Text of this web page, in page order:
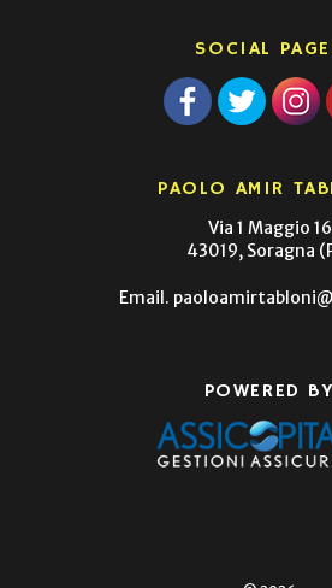
SOCIAL
PAOLO AMIR
Via 1 Maggio 16
43019, Soragna
Email.
POWERED BY